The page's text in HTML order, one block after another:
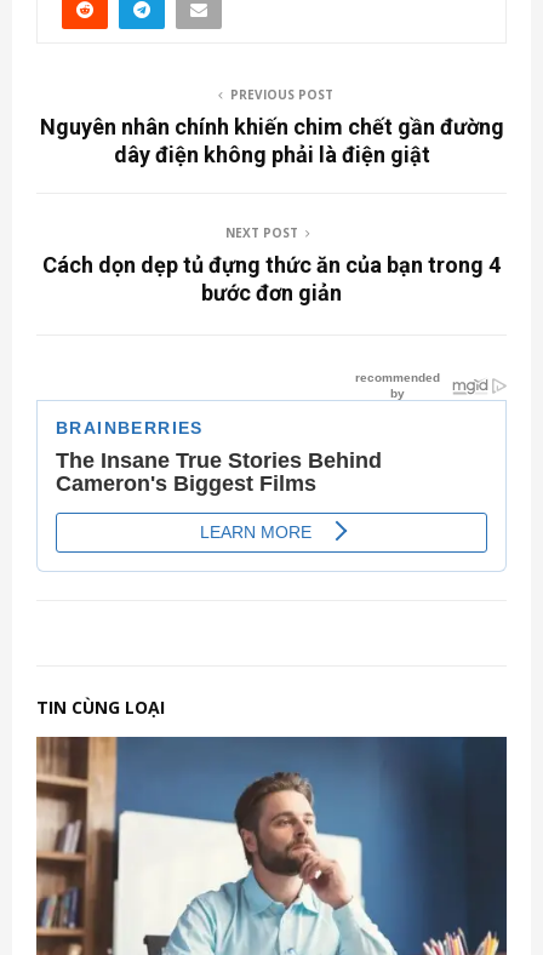
PREVIOUS POST
Nguyên nhân chính khiến chim chết gần đường
dây điện không phải là điện giật
NEXT POST
Cách dọn dẹp tủ đựng thức ăn của bạn trong 4
bước đơn giản
TIN CÙNG LOẠI